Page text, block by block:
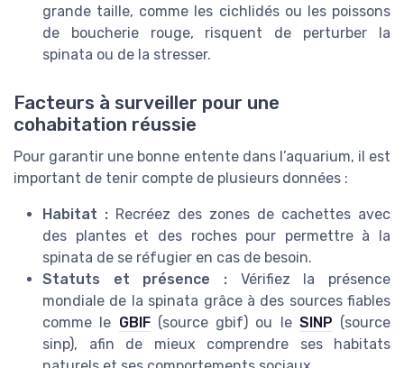
grande taille, comme les cichlidés ou les poissons
de boucherie rouge, risquent de perturber la
spinata ou de la stresser.
Facteurs à surveiller pour une
cohabitation réussie
Pour garantir une bonne entente dans l’aquarium, il est
important de tenir compte de plusieurs données :
Habitat : Recréez des zones de cachettes avec
des plantes et des roches pour permettre à la
spinata de se réfugier en cas de besoin.
Statuts et présence : Vérifiez la présence
mondiale de la spinata grâce à des sources fiables
comme le GBIF(source gbif) ou le SINP (source
sinp), afin de mieux comprendre ses habitats